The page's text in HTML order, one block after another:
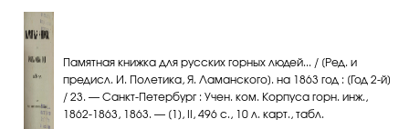
Памятная книжка для русских горных людей... / [Ред. и
предисл. И. Полетика, Я. Ламанского]. на 1863 год : [Год 2-й]
/ 23. — Санкт-Петербург : Учен. ком. Корпуса горн. инж.,
1862-1863, 1863. — [1], II, 496 с., 10 л. карт., табл.